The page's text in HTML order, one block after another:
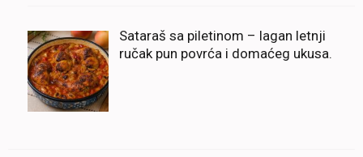
Sataraš sa piletinom – lagan letnji
ručak pun povrća i domaćeg ukusa.